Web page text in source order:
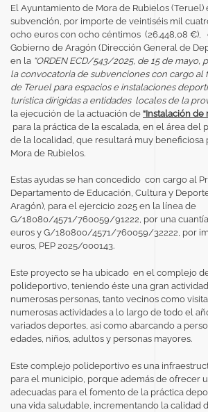
El Ayuntamiento de Mora de Rubielos
subvención, por importe de veintiséis mil
ocho euros con ocho céntimos (26.448,08 €),
Gobierno de Aragón (Dirección General de
en la “ORDEN ECD/543/2025, de 15 de mayo,
la convocatoria de subvenciones con cargo al
de Teruel para espacios e instalaciones
turística dirigidas a entidades locales de la
la ejecución de la actuación de “Instalación
para la práctica de la escalada, en el área
de la localidad, que resultará muy beneficiosa
Mora de Rubielos.
Estas ayudas se han concedido con cargo al
Departamento de Educación, Cultura y
Aragón), para el ejercicio 2025 en la línea de
G/18080/4571/760059/91222, por una
euros y G/180800/4571/760059/32222, por
euros, PEP 2025/000143.
Este proyecto se ha ubicado en el complejo
polideportivo, teniendo éste una gran
numerosas personas, tanto vecinos como
numerosas actividades a lo largo de todo el
variados deportes, así como abarcando a
edades, niños, adultos y personas mayores.
Este complejo polideportivo es una
para el municipio, porque además de ofrecer
adecuadas para el fomento de la práctica
una vida saludable, incrementando la calidad